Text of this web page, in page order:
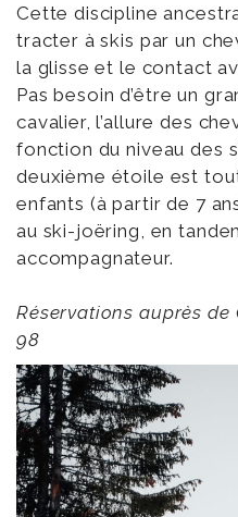
Cette discipline
tracter à skis par un
la glisse et le contact
Pas besoin d’être un
cavalier, l’allure des
fonction du niveau des
deuxième étoile est
enfants (à partir de 7
au ski-joëring, en
accompagnateur.
Réservations auprès de
98